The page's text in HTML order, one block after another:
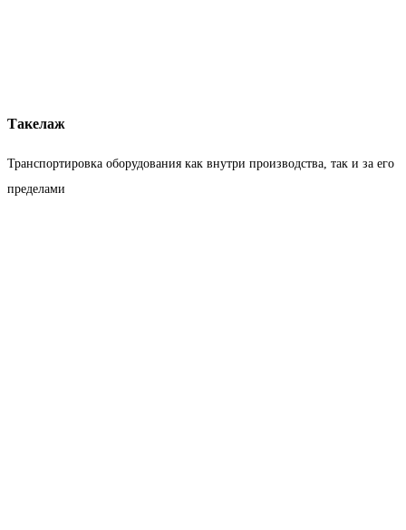
Такелаж
Транспортировка оборудования как внутри производства, так и за его
пределами